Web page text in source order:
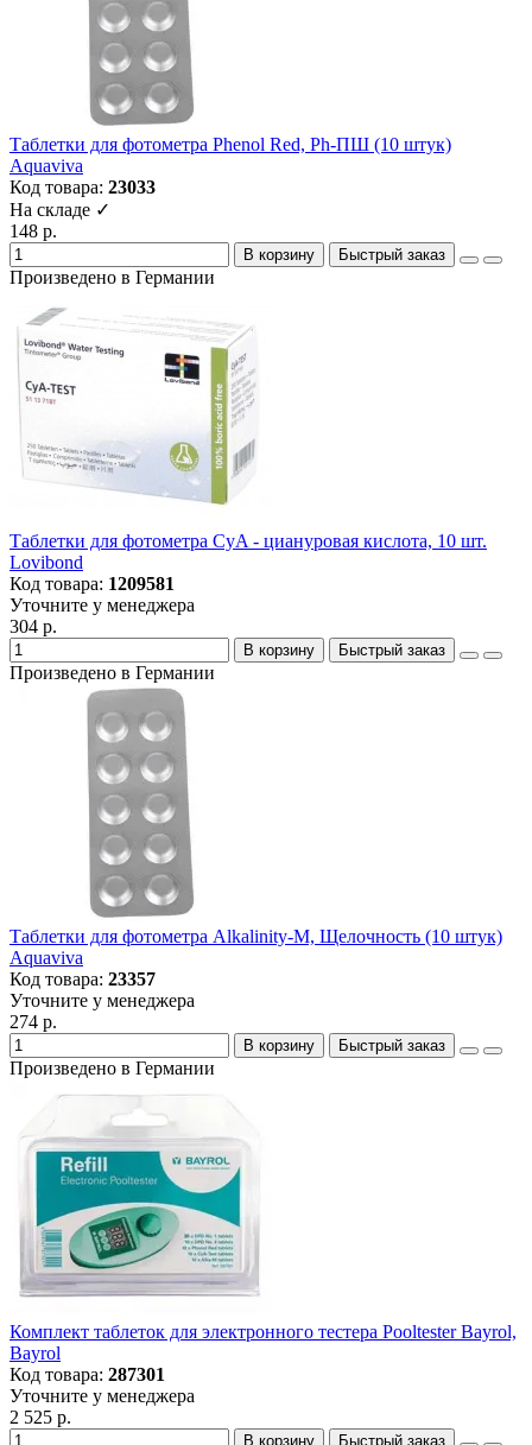
Таблетки для фотометра Phenol Red, Ph-ПШ (10 штук)
Aquaviva
Код товара: 23033
На складе ✓
148 р.
В корзину Быстрый заказ
Произведено в Германии
Таблетки для фотометра CyA - циануровая кислота, 10 шт.
Lovibond
Код товара: 1209581
Уточните у менеджера
304 р.
В корзину Быстрый заказ
Произведено в Германии
Таблетки для фотометра Alkalinity-M, Щелочность (10 штук)
Aquaviva
Код товара: 23357
Уточните у менеджера
274 р.
В корзину Быстрый заказ
Произведено в Германии
Комплект таблеток для электронного тестера Pooltester Bayrol,
Bayrol
Код товара: 287301
Уточните у менеджера
2 525 р.
В корзину Быстрый заказ